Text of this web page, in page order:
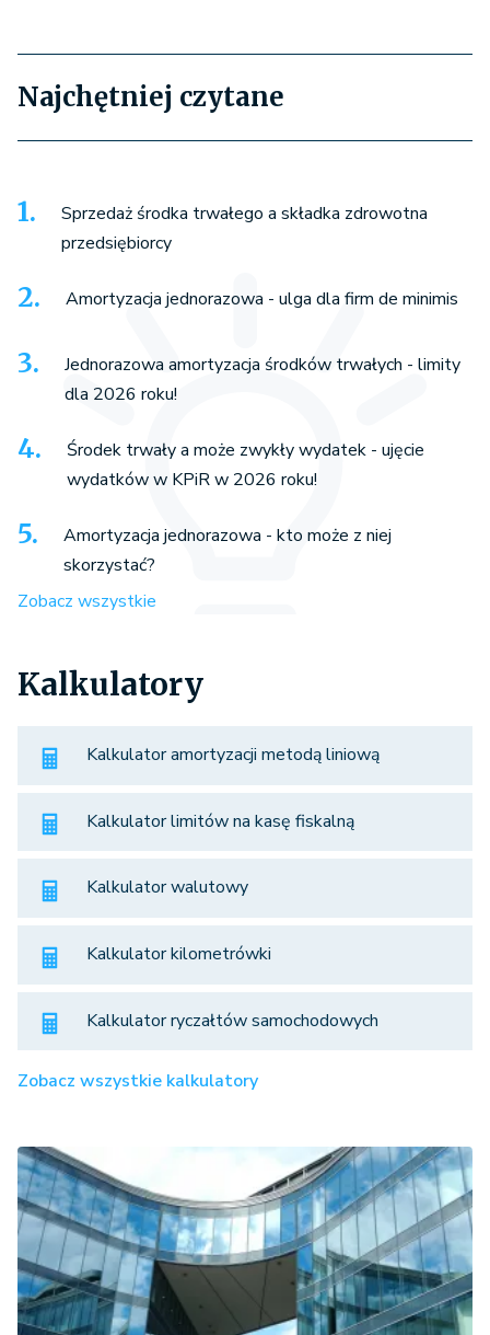
Najchętniej czytane
Sprzedaż środka trwałego a składka zdrowotna
przedsiębiorcy
Amortyzacja jednorazowa - ulga dla firm de minimis
Jednorazowa amortyzacja środków trwałych - limity
dla 2026 roku!
Środek trwały a może zwykły wydatek - ujęcie
wydatków w KPiR w 2026 roku!
Amortyzacja jednorazowa - kto może z niej
skorzystać?
Zobacz wszystkie
Kalkulatory
Kalkulator amortyzacji metodą liniową
Kalkulator limitów na kasę fiskalną
Kalkulator walutowy
Kalkulator kilometrówki
Kalkulator ryczałtów samochodowych
Zobacz wszystkie kalkulatory